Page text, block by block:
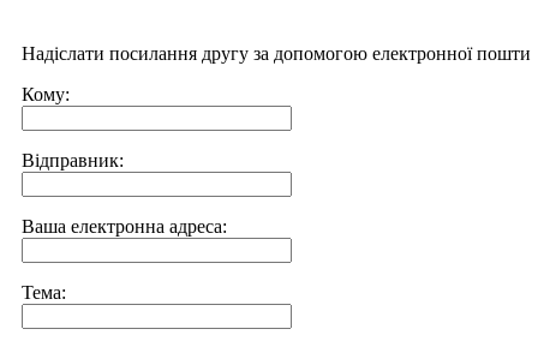
Надіслати посилання другу за допомогою електронної пошти
Кому:
Відправник:
Ваша електронна адреса:
Тема: